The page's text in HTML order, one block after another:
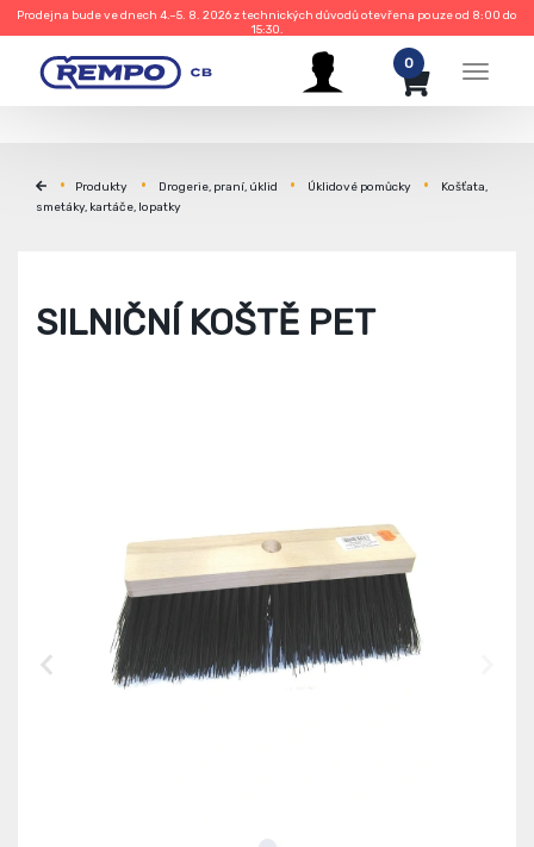
Prodejna bude ve dnech 4.–5. 8. 2026 z technických důvodů otevřena pouze od 8:00 do
15:30.
Menu
0
Produkty Drogerie, praní, úklid Úklidové pomůcky
Košťata,
smetáky, kartáče, lopatky
SILNIČNÍ KOŠTĚ PET